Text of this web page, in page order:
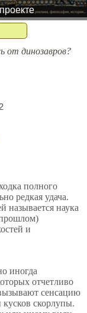
от динозавров?
полного
редкая удача.
называется наука
и
иногда
отчетливо
сенсацию
скорлупы.